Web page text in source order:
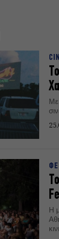
Με
Η